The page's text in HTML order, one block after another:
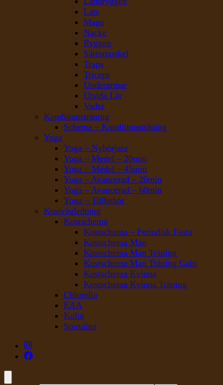
Lats
Mage
Nacke
Ryggen
Sätesmuskel
Traps
Triceps
Underarmar
Utsida Lår
Vader
Konditionsträning
Schema – Konditionsträning
Yoga
Yoga – Nybörjare
Yoga – Medel – 20min
Yoga – Medel – 45min
Yoga – Avancerad – 20min
Yoga – Avancerad – 60min
Yoga – Tillbehör
Kostvägledning
Kostschema
Kostschema – Periodisk Fasta
Kostschema Man
Kostschema Man Träning
Kostschema Man Träning Gain
Kostschema Kvinna
Kostschema Kvinna Träning
Chlorella
EAA
Kolin
Spirulina